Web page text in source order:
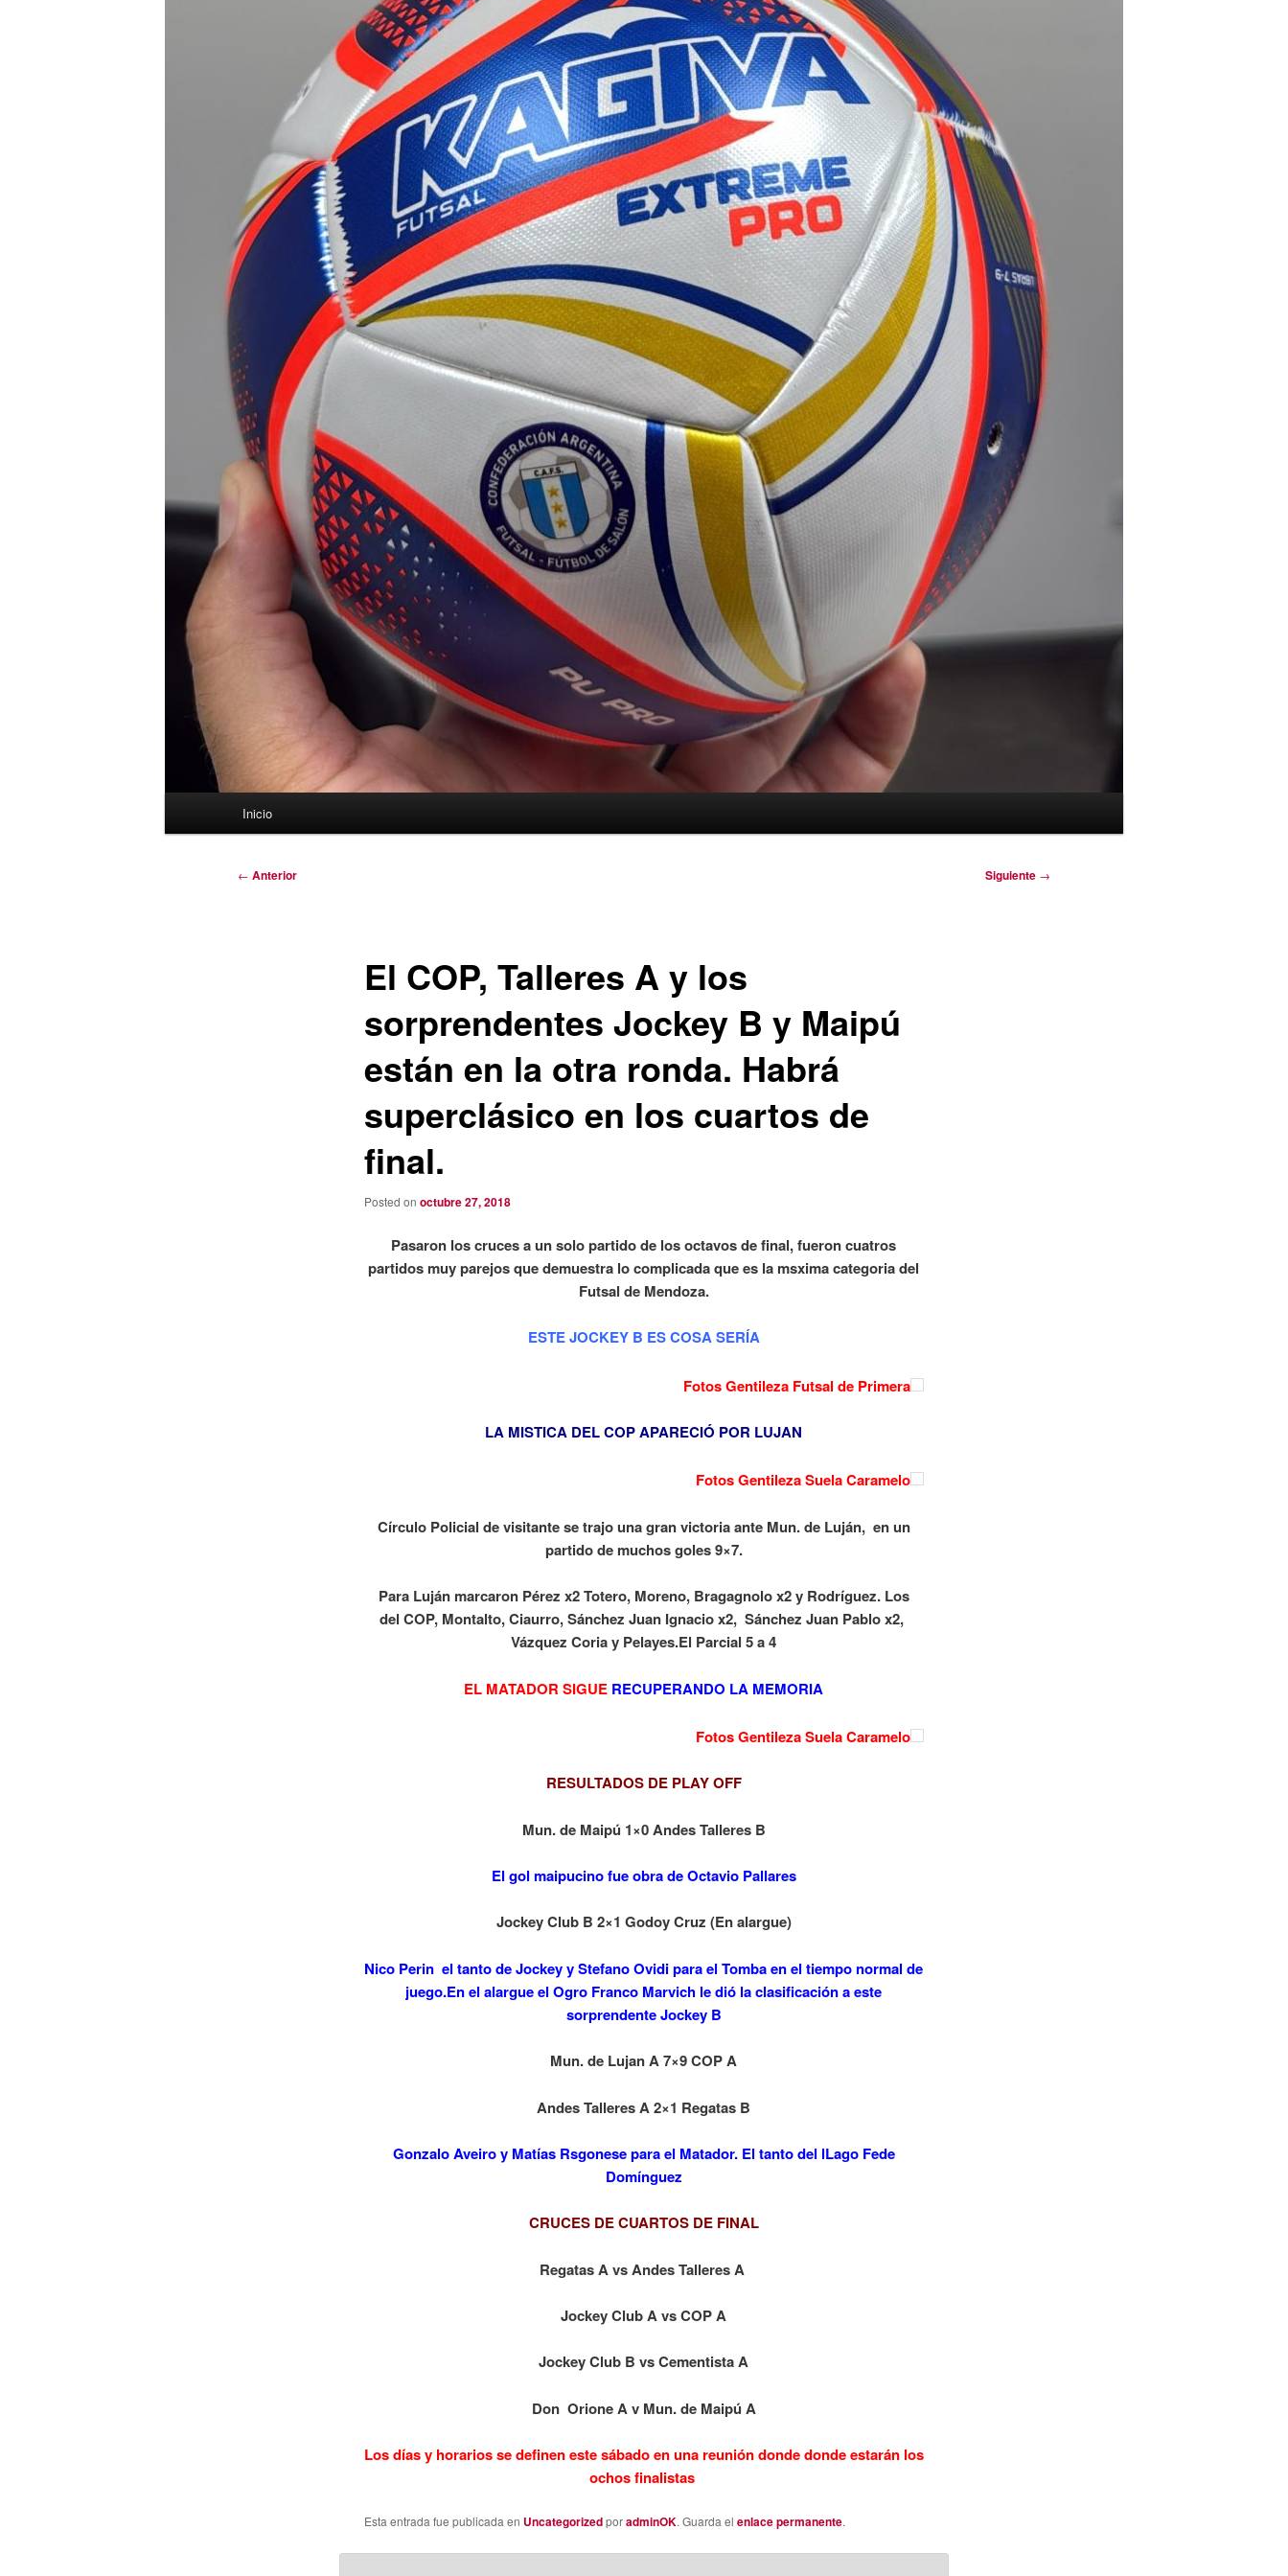
Inicio
Navegación
← Anterior Siguiente →
El COP, Talleres A y los
sorprendentes Jockey B y Maipú
están en la otra ronda. Habrá
superclásico en los cuartos de
final.
Posted on octubre 27, 2018
Pasaron los cruces a un solo partido de los octavos de final, fueron cuatros
partidos muy parejos que demuestra lo complicada que es la msxima categoria del
Futsal de Mendoza.
ESTE JOCKEY B ES COSA SERÍA
Fotos Gentileza Futsal de Primera
LA MISTICA DEL COP APARECIÓ POR LUJAN
Fotos Gentileza Suela Caramelo
Círculo Policial de visitante se trajo una gran victoria ante Mun. de Luján, en un
partido de muchos goles 9×7.
Para Luján marcaron Pérez x2 Totero, Moreno, Bragagnolo x2 y Rodríguez. Los
del COP, Montalto, Ciaurro, Sánchez Juan Ignacio x2, Sánchez Juan Pablo x2,
Vázquez Coria y Pelayes.El Parcial 5 a 4
EL MATADOR SIGUE RECUPERANDO LA MEMORIA
Fotos Gentileza Suela Caramelo
RESULTADOS DE PLAY OFF
Mun. de Maipú 1×0 Andes Talleres B
El gol maipucino fue obra de Octavio Pallares
Jockey Club B 2×1 Godoy Cruz (En alargue)
Nico Perin el tanto de Jockey y Stefano Ovidi para el Tomba en el tiempo normal de
juego.En el alargue el Ogro Franco Marvich le dió la clasificación a este
sorprendente Jockey B
Mun. de Lujan A 7×9 COP A
Andes Talleres A 2×1 Regatas B
Gonzalo Aveiro y Matías Rsgonese para el Matador. El tanto del lLago Fede
Domínguez
CRUCES DE CUARTOS DE FINAL
Regatas A vs Andes Talleres A
Jockey Club A vs COP A
Jockey Club B vs Cementista A
Don Orione A v Mun. de Maipú A
Los días y horarios se definen este sábado en una reunión donde donde estarán los
ochos finalistas
Esta entrada fue publicada en UncategorizedporadminOK. Guarda el enlace permanente.